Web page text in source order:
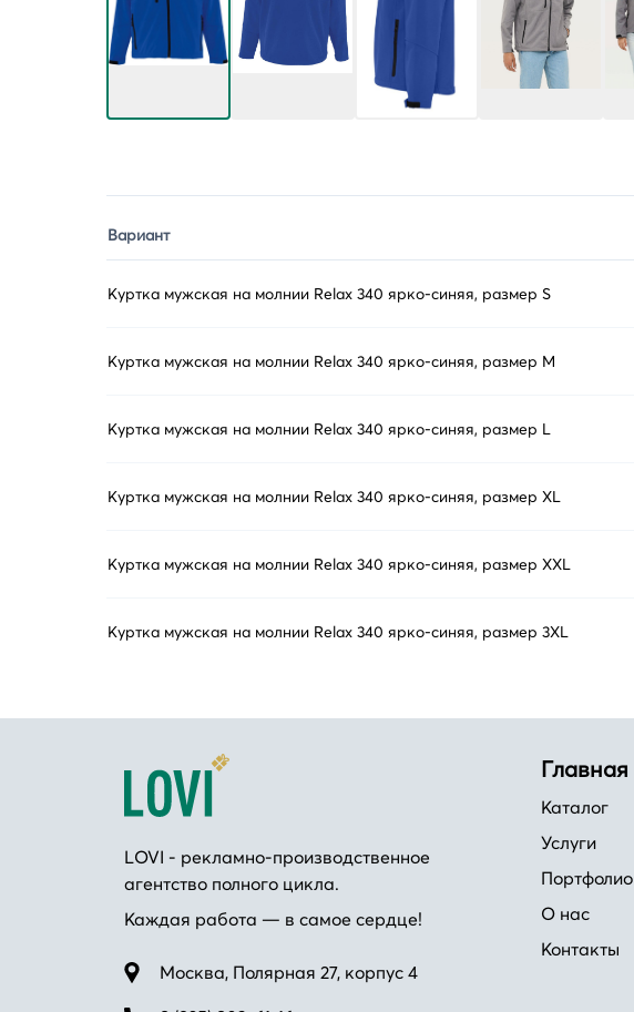
Вариант
Куртка мужская на молнии Relax 340 ярко-синяя, размер S
Куртка мужская на молнии Relax 340 ярко-синяя, размер M
Куртка мужская на молнии Relax 340 ярко-синяя, размер L
Куртка мужская на молнии Relax 340 ярко-синяя, размер XL
Куртка мужская на молнии Relax 340 ярко-синяя, размер XXL
Куртка мужская на молнии Relax 340 ярко-синяя, размер 3XL
LOVI - рекламно-производственное
агентство полного цикла.
Каждая работа — в самое сердце!
Москва, Полярная 27, корпус 4
Главная
Каталог
Услуги
Портфолио
О нас
Контакты